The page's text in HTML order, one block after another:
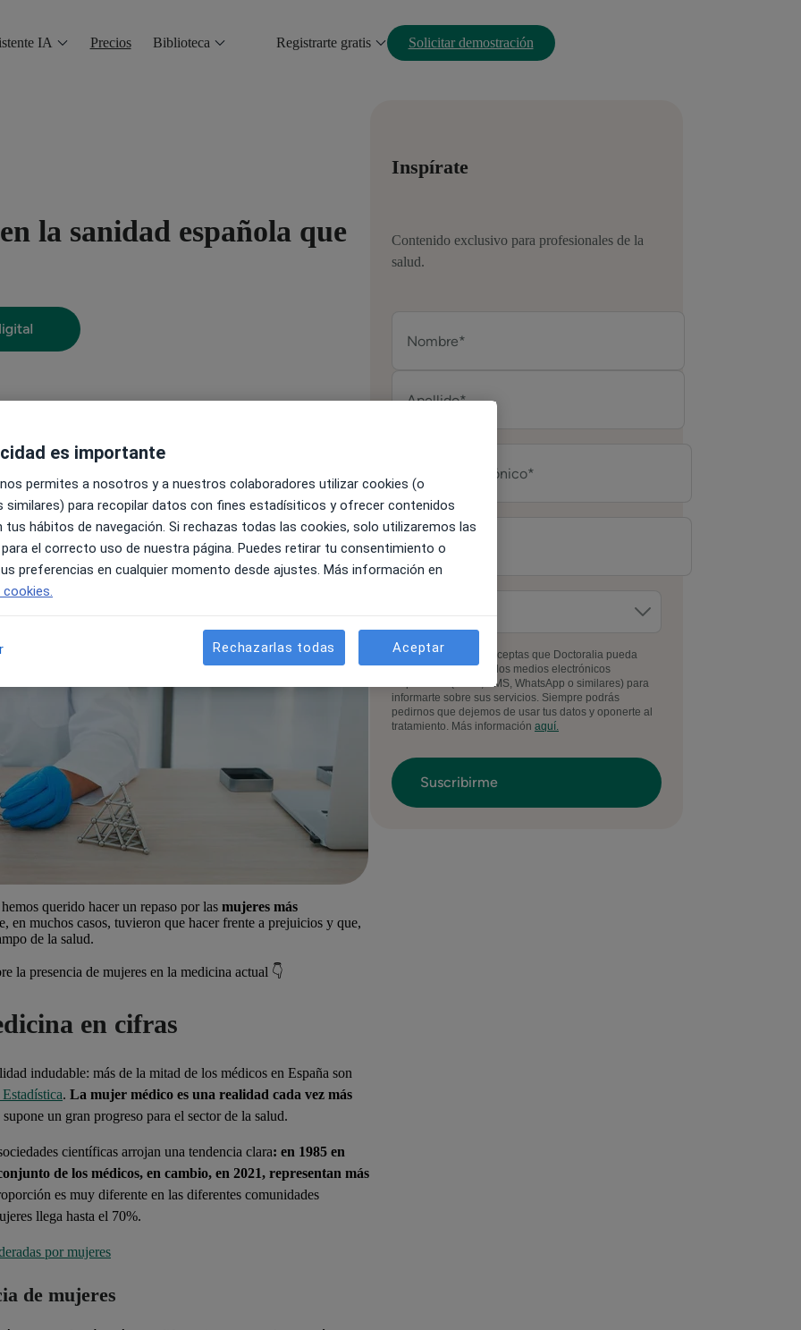
IA Precios Biblioteca Registrarte gratis Solicitar demostración
la sanidad española que
querido hacer un repaso por las mujeres más
en muchos casos, tuvieron que hacer frente a prejuicios y que,
de la salud.
la presencia de mujeres en la medicina actual 👇
en cifras
indudable: más de la mitad de los médicos en España son
. La mujer médico es una realidad cada vez más
un gran progreso para el sector de la salud.
científicas arrojan una tendencia clara: en 1985 en
de los médicos, en cambio, en 2021, representan más
es muy diferente en las diferentes comunidades
llega hasta el 70%.
por mujeres
de mujeres
Inspírate
Contenido exclusivo para profesionales de la
salud.
Al facilitar tus datos, aceptas que Doctoralia pueda
contactarte por todos los medios electrónicos
disponibles (email, SMS, WhatsApp o similares) para
informarte sobre sus servicios. Siempre podrás
pedirnos que dejemos de usar tus datos y oponerte al
tratamiento. Más información aquí.
es importante
permites a nosotros y a nuestros colaboradores utilizar cookies (o
similares) para recopilar datos con fines estadísiticos y ofrecer contenidos
tus hábitos de navegación. Si rechazas todas las cookies, solo utilizaremos las
el correcto uso de nuestra página. Puedes retirar tu consentimiento o
preferencias en cualquier momento desde ajustes. Más información en
Rechazarlas todas Aceptar